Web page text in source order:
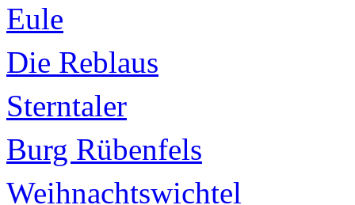
Eule
Die Reblaus
Sterntaler
Burg Rübenfels
Weihnachtswichtel